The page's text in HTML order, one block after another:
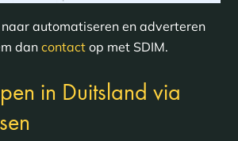
automatiseren en adverteren
dan contactop met SDIM.
in Duitsland via